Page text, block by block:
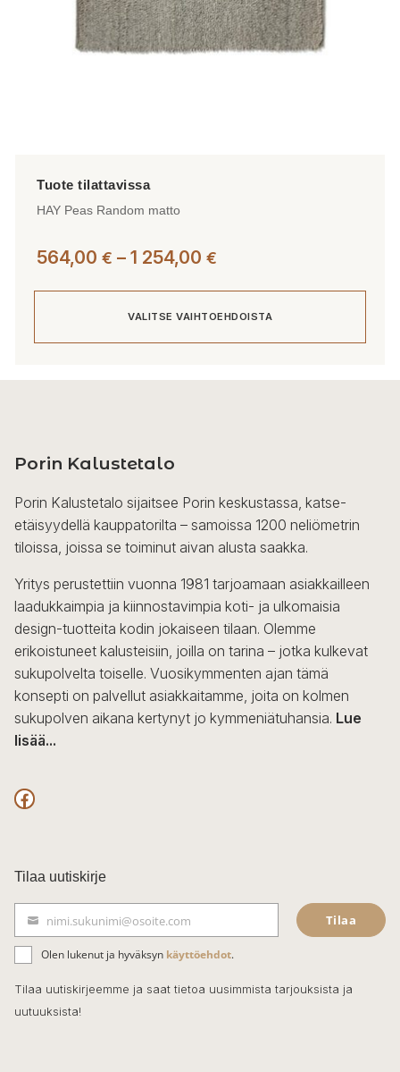
HAY Peas Random matto
564,00 € – 1 254,00 €
1
254,00 €
VALITSE VAIHTOEHDOISTA
muunnelma.
tehdä
valinnat
tuotteen
sivulla.
Porin Kalustetalo
Porin Kalustetalo sijaitsee Porin keskustassa, katse-
etäisyydellä kauppatorilta – samoissa 1200 neliömetrin
tiloissa, joissa se toiminut aivan alusta saakka.
Yritys perustettiin vuonna 1981 tarjoamaan asiakkailleen
laadukkaimpia ja kiinnostavimpia koti- ja ulkomaisia
design-tuotteita kodin jokaiseen tilaan. Olemme
erikoistuneet kalusteisiin, joilla on tarina – jotka kulkevat
sukupolvelta toiselle. Vuosikymmenten ajan tämä
konsepti on palvellut asiakkaitamme, joita on kolmen
sukupolven aikana kertynyt jo kymmeniätuhansia. Lue
lisää...
F
c
e
b
o
o
k
Tilaa uutiskirje
ä
h
k
nimi.sukunimi@osoite.com Tilaa
Olen lukenut ja hyväksyn käyttöehdot.
Tilaa uutiskirjeemme ja saat tietoa uusimmista tarjouksista ja
uutuuksista!